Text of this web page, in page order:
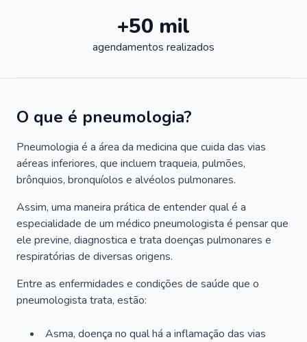
+50 mil
agendamentos realizados
O que é pneumologia?
Pneumologia é a área da medicina que cuida das vias
aéreas inferiores, que incluem traqueia, pulmões,
brônquios, bronquíolos e alvéolos pulmonares.
Assim, uma maneira prática de entender qual é a
especialidade de um médico pneumologista é pensar que
ele previne, diagnostica e trata doenças pulmonares e
respiratórias de diversas origens.
Entre as enfermidades e condições de saúde que o
pneumologista trata, estão:
Asma, doença no qual há a inflamação das vias